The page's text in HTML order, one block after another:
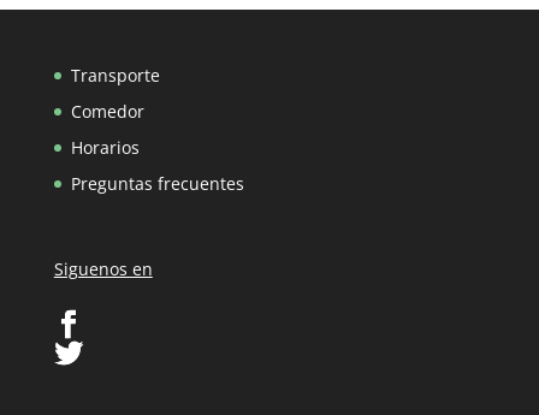
Transporte
Comedor
Horarios
Preguntas frecuentes
Siguenos en